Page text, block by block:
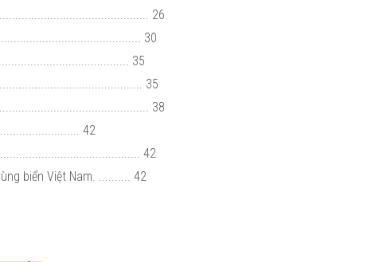
26
30
35
35
38
42
42
biển Việt Nam. .......... 42